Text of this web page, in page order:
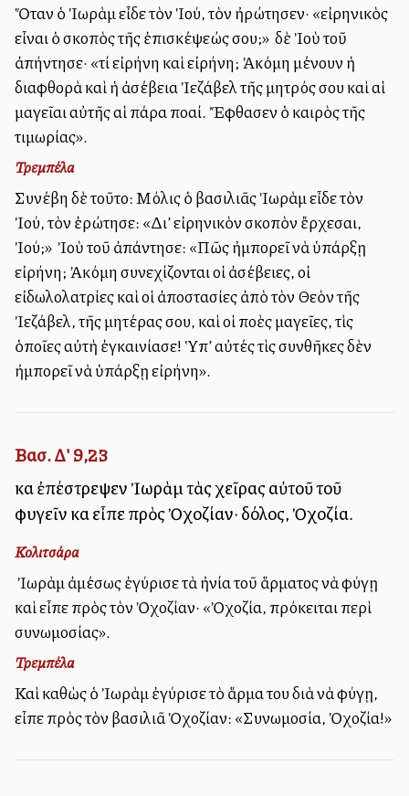
Ὅταν ὁ Ἰωρὰμ εἶδε τὸν Ἰού, τὸν ἠρώτησεν· «εἰρηνικὸς
εἶναι ὁ σκοπὸς τῆς ἐπισκέψεώς σου;» Ὁ δὲ Ἰοὺ τοῦ
ἀπήντησε· «τί εἰρήνη καὶ εἰρήνη; Ἀκόμη μένουν ἡ
διαφθορὰ καὶ ἡ ἀσέβεια Ἰεζάβελ τῆς μητρός σου καὶ αἱ
μαγεῖαι αὐτῆς αἱ πάρα πολλαί. Ἔφθασεν ὁ καιρὸς τῆς
τιμωρίας».
Τρεμπέλα
Συνέβη δὲ τοῦτο: Μόλις ὁ βασιλιᾶς Ἰωρὰμ εἶδε τὸν
Ἰού, τὸν ἐρώτησε: «Δι’ εἰρηνικὸν σκοπὸν ἔρχεσαι,
Ἰού;» Ὁ Ἰοὺ τοῦ ἀπάντησε: «Πῶς ἠμπορεῖ νὰ ὑπάρξῃ
εἰρήνη; Ἀκόμη συνεχίζονται οἱ ἀσέβειες, οἱ
εἰδωλολατρίες καὶ οἱ ἀποστασίες ἀπὸ τὸν Θεὸν τῆς
Ἰεζάβελ, τῆς μητέρας σου, καὶ οἱ πολλὲς μαγεῖες, τὶς
ὁποῖες αὐτὴ ἐγκαινίασε! Ὑπ’ αὐτές τὶς συνθῆκες δὲν
ἠμπορεῖ νὰ ὑπάρξῃ εἰρήνη».
Βασ. Δ' 9,23
καὶ ἐπέστρεψεν Ἰωρὰμ τὰς χεῖρας αὐτοῦ τοῦ
φυγεῖν καὶ εἶπε πρὸς Ὀχοζίαν· δόλος, Ὀχοζία.
Κολιτσάρα
Ὁ Ἰωρὰμ ἀμέσως ἐγύρισε τὰ ἠνία τοῦ ἅρματος νὰ φύγῃ
καὶ εἶπε πρὸς τὸν Ὀχοζίαν· «Ὀχοζία, πρόκειται περὶ
συνωμοσίας».
Τρεμπέλα
Καὶ καθὼς ὁ Ἰωρὰμ ἐγύρισε τὸ ἅρμα του διὰ νὰ φύγῃ,
εἶπε πρὸς τὸν βασιλιᾶ Ὀχοζίαν: «Συνωμοσία, Ὀχοζία!»